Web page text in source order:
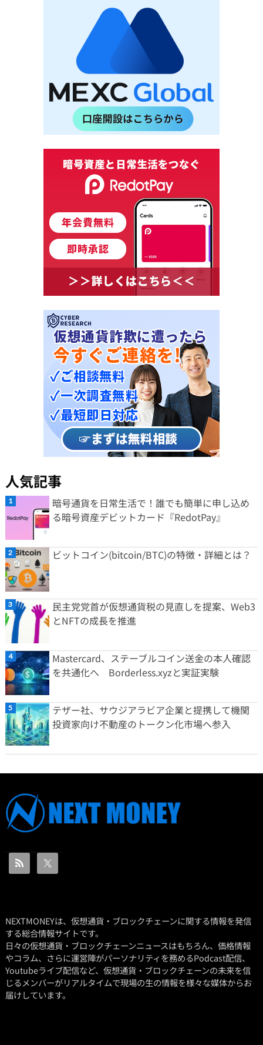
人気記事
暗号通貨を日常生活で！誰でも簡単に申し込め
る暗号資産デビットカード『RedotPay』
ビットコイン(bitcoin/BTC)の特徴・詳細とは？
民主党党首が仮想通貨税の見直しを提案、Web3
とNFTの成長を推進
Mastercard、ステーブルコイン送金の本人確認
を共通化へ Borderless.xyzと実証実験
テザー社、サウジアラビア企業と提携して機関
投資家向け不動産のトークン化市場へ参入
NEXTMONEYは、仮想通貨・ブロックチェーンに関する情報を発信
する総合情報サイトです。
日々の仮想通貨・ブロックチェーンニュースはもちろん、価格情報
やコラム、さらに運営陣がパーソナリティを務めるPodcast配信、
Youtubeライブ配信など、仮想通貨・ブロックチェーンの未来を信
じるメンバーがリアルタイムで現場の生の情報を様々な媒体からお
届けしています。